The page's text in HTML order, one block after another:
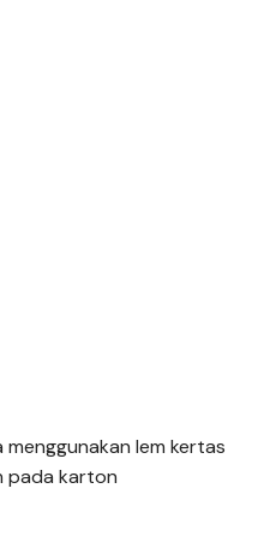
lem kertas
pada karton